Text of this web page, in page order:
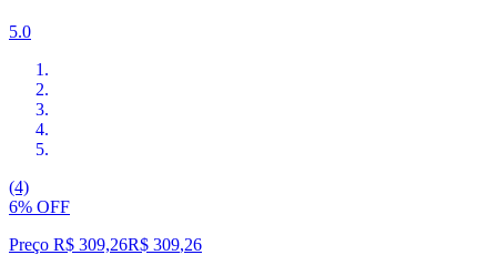
5.0
(4)
6% OFF
Preço R$ 309,26R$ 309,26